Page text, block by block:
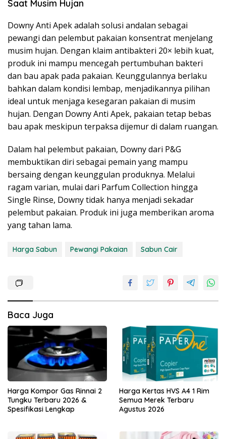
Saat Musim Hujan
Downy Anti Apek adalah solusi andalan sebagai
pewangi dan pelembut pakaian konsentrat menjelang
musim hujan. Dengan klaim antibakteri 20× lebih kuat,
produk ini mampu mencegah pertumbuhan bakteri
dan bau apak pada pakaian. Keunggulannya berlaku
bahkan dalam kondisi lembap, menjadikannya pilihan
ideal untuk menjaga kesegaran pakaian di musim
hujan. Dengan Downy Anti Apek, pakaian tetap bebas
bau apak meskipun terpaksa dijemur di dalam ruangan.
Dalam hal pelembut pakaian, Downy dari P&G
membuktikan diri sebagai pemain yang mampu
bersaing dengan keunggulan produknya. Melalui
ragam varian, mulai dari Parfum Collection hingga
Single Rinse, Downy tidak hanya menjadi sekadar
pelembut pakaian. Produk ini juga memberikan aroma
yang tahan lama.
Harga Sabun Pewangi Pakaian Sabun Cair
Baca Juga
Harga Kompor Gas Rinnai 2
Tungku Terbaru 2026 &
Spesifikasi Lengkap
Harga Kertas HVS A4 1 Rim
Semua Merek Terbaru
Agustus 2026